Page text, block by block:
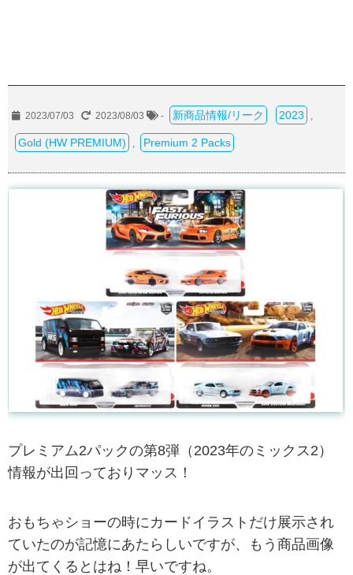
2023/07/03 2023/08/03 - 新商品情報/リーク 2023
Gold (HW PREMIUM) Premium 2 Packs
プレミアム2パックの第8弾（2023年のミックス2）
情報が出回っておりマッス！
おもちゃショーの時にカードイラストだけ展示され
ていたのが記憶にあたらしいですが、もう商品画像
が出てくるとはね！早いですね。